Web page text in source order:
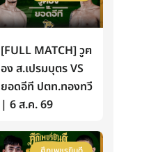
[FULL MATCH] วูฅ
อง ส.เปรมบุตร VS
ยอดอีที ปตท.ทองทวี
| 6 ส.ค. 69